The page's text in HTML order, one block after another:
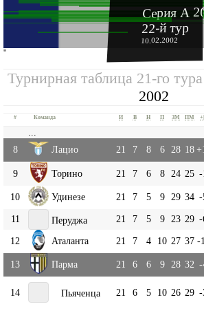
Серия А
22-й тур
10.02.2002
''
Турнирная таблица 21-го тура
2002
# Команда И В Н П ЗМ ПМ
8
Лацио 21 7 8 6 28 18
9 Торино 21 7 6 8 24 25 -
10 Удинезе 21 7 5 9 29 34 -
11
Перуджа 21 7 5 9 23 29 -
12
Аталанта 21 7 4 10 27 37 -
13 Парма 21 6 6 9 28 32 -
14 Пьяченца 21 6 5 10 26 29 -